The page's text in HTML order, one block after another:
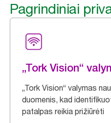
Pagrindiniai
„Tork Vision“
„Tork Vision“ valymas
duomenis, kad
patalpas reikia prižiūrėti